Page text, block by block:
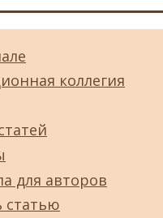
коллегия
для авторов
статью